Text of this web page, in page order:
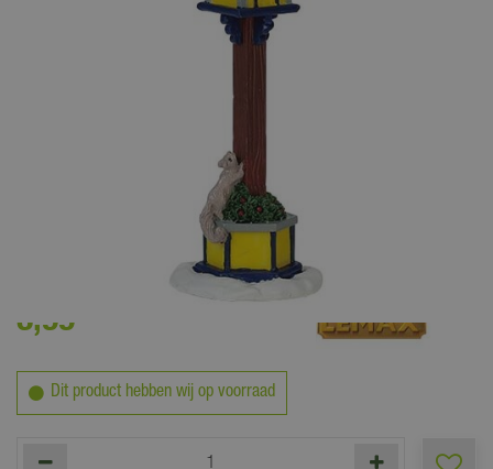
3,99
Dit product hebben wij op voorraad